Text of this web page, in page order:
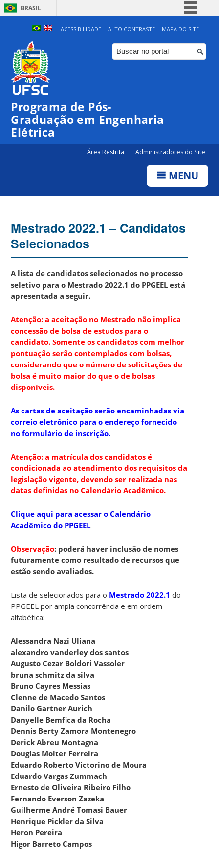
BRASIL
Simplifique!
Comunica BR
Participe
ACESSIBILIDADE ALTO CONTRASTE MAPA DO SITE
Programa de Pós-
Graduação em Engenharia
Elétrica
Área Restrita Administradores do Site
MENU
Mestrado 2022.1 – Candidatos
Selecionados
A lista de candidatos selecionados no processo
seletivo para o Mestrado 2022.1 do PPGEEL está
apresentada a seguir.
Atenção: a aceitação no Mestrado não implica
concessão de bolsa de estudos para o
candidato. Somente os candidatos com melhor
pontuação serão contemplados com bolsas,
considerando que o número de solicitações de
bolsa é muito maior do que o de bolsas
disponíveis.
As cartas de aceitação serão encaminhadas via
correio eletrônico para o endereço fornecido
no formulário de inscrição.
Atenção: a matrícula dos candidatos é
condicionada ao atendimento dos requisitos da
legislação vigente, devendo ser realizada nas
datas definidas no Calendário Acadêmico.
Clique aqui para acessar o Calendário
Acadêmico do PPGEEL.
Observação: poderá haver inclusão de nomes
futuramente como resultado de recursos que
estão sendo avaliados.
Lista de selecionados para o Mestrado 2022.1do
PPGEEL por ampla concorrência e em ordem
alfabética:
Alessandra Nazi Uliana
alexandro vanderley dos santos
Augusto Cezar Boldori Vassoler
bruna schmitz da silva
Bruno Cayres Messias
Clenne de Macedo Santos
Danilo Gartner Aurich
Danyelle Bemfica da Rocha
Dennis Berty Zamora Montenegro
Derick Abreu Montagna
Douglas Molter Ferreira
Eduardo Roberto Victorino de Moura
Eduardo Vargas Zummach
Ernesto de Oliveira Ribeiro Filho
Fernando Everson Zazeka
Guilherme André Tomasi Bauer
Henrique Pickler da Silva
Heron Pereira
Higor Barreto Campos